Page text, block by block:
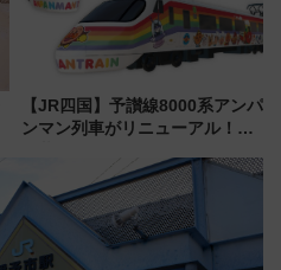
【JR四国】予讃線8000系アンパ
ンマン列車がリニューアル！内